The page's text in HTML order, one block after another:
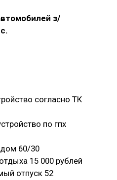
з/
согласно ТК
по гпх
60/30
15 000 рублей
отпуск 52